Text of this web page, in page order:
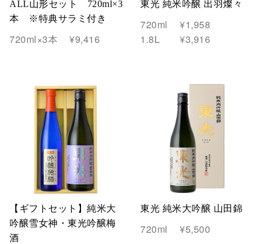
ALL山形セット 720ml×3
本 ※特典サラミ付き
720ml×3本 ¥9,416
東光 純米吟醸 出羽燦々
720ml
¥1,958
1.8L
¥3,916
【ギフトセット】純米大
吟醸雪女神・東光吟醸梅
酒
東光 純米大吟醸 山田錦
720ml ¥5,500